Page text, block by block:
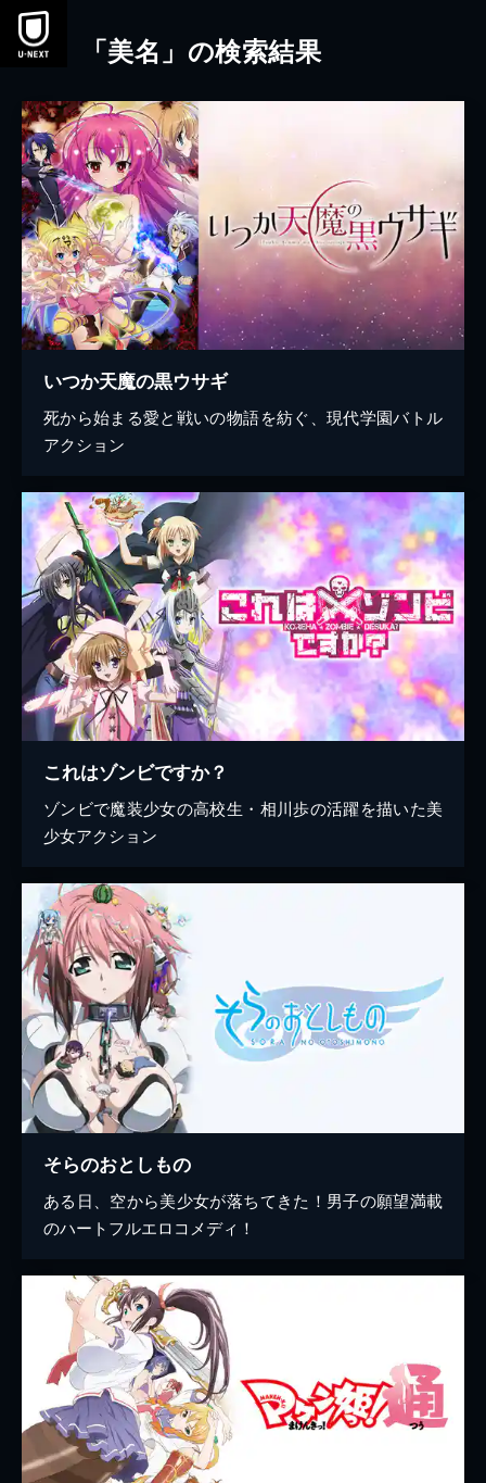
本文へスキップ
「美名」の検索結果
いつか天魔の黒ウサギ
死から始まる愛と戦いの物語を紡ぐ、現代学園バトル
アクション
これはゾンビですか？
ゾンビで魔装少女の高校生・相川歩の活躍を描いた美
少女アクション
そらのおとしもの
ある日、空から美少女が落ちてきた！男子の願望満載
のハートフルエロコメディ！